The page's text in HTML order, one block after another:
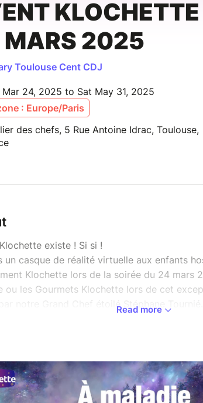
KLOCHETTE
2025
Toulouse Cent CDJ
Mar 24, 2025 to Sat May 31, 2025
: Europe/Paris
des chefs, 5 Rue Antoine Idrac, Toulouse,
existe ! Si si !
un casque de réalité virtuelle aux enfants
Klochette lors de la soirée du 24 mars
ou les Gourmets Klochette lors de cet
par notre Grand Chef étoilé Stéphane
jours, des enfants brûlés, polytraumatisés
Aussi surprenant que cela paraisse, cette
ou élimine leurs douleurs.
Read more